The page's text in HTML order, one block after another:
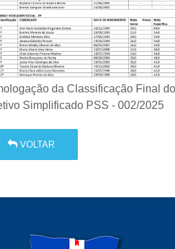
da Classificação Final
Simplificado PSS - 002/2025
VOLTAR